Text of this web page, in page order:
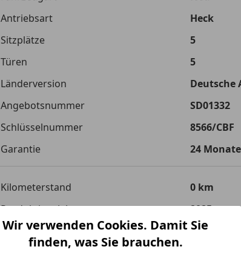
Antriebsart
Heck
Sitzplätze
5
Türen
5
Länderversion
Deutsche
Angebotsnummer
SD01332
Schlüsselnummer
8566/CBF
Garantie
24 Monate
Kilometerstand
0 km
Produktionsjahr
2025
Leistung
210 kW
Wir verwenden Cookies. Damit Sie
finden, was Sie brauchen.